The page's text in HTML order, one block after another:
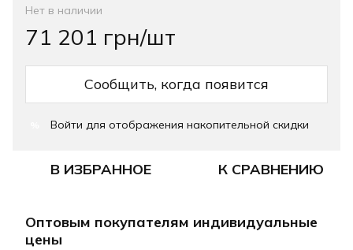
Нет в наличии
71 201 грн/шт
Сообщить, когда появится
Войти для отображения накопительной скидки
В ИЗБРАННОЕ К СРАВНЕНИЮ
Оптовым покупателям индивидуальные
цены